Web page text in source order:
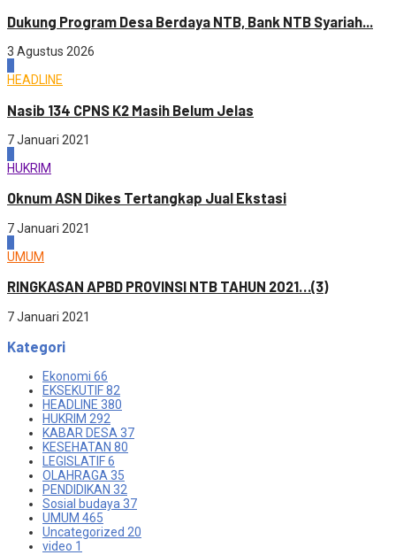
Dukung Program Desa Berdaya NTB, Bank NTB Syariah...
3 Agustus 2026
HEADLINE
Nasib 134 CPNS K2 Masih Belum Jelas
7 Januari 2021
HUKRIM
Oknum ASN Dikes Tertangkap Jual Ekstasi
7 Januari 2021
UMUM
RINGKASAN APBD PROVINSI NTB TAHUN 2021…(3)
7 Januari 2021
Kategori
Ekonomi 66
EKSEKUTIF82
HEADLINE 380
HUKRIM 292
KABAR DESA37
KESEHATAN 80
LEGISLATIF6
OLAHRAGA35
PENDIDIKAN 32
Sosial budaya37
UMUM 465
Uncategorized 20
video 1